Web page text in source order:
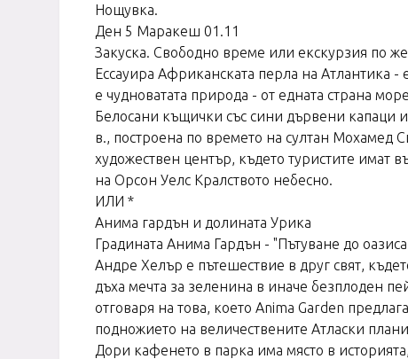
Нощувка.
Ден 5 Маракеш 01.11
Закуска. Свободно време или екскурзия по
Ессауира Африканската перла на Атлантика -
е чудноватата природа - от едната страна
Белосани къщички със сини дървени капаци
в., построена по времето на султан
художествен център, където туристите
на Орсон Уелс Кралството небесно.
ИЛИ *
Анима гардън и долината Урика
Градината Анима Гардън - "Пътуване до
Андре Хелър е пътешествие в друг свят,
дъха мечта за зеленина в иначе безплоден
отговаря на това, което Anima Garden
подножието на величествените Атласки
Дори кафенето в парка има място в